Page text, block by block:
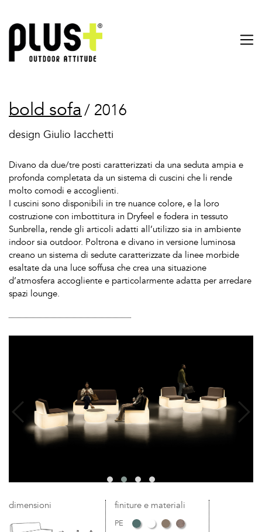
dimensioni finiture e materiali
PE
bold sofa/ 2016
design Giulio Iacchetti
Divano da due/tre posti caratterizzati da una seduta ampia e
profonda completata da un sistema di cuscini che li rende
molto comodi e accoglienti.
I cuscini sono disponibili in tre nuance colore, e la loro
costruzione con imbottitura in Dryfeel e fodera in tessuto
Sunbrella, rende gli articoli adatti all’utilizzo sia in ambiente
indoor sia outdoor. Poltrona e divano in versione luminosa
creano un sistema di sedute caratterizzate da linee morbide
esaltate da una luce soffusa che crea una situazione
d’atmosfera accogliente e particolarmente adatta per arredare
spazi lounge.